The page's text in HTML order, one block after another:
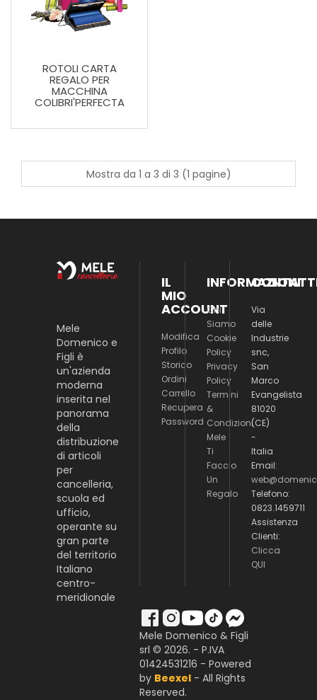
ROTOLI CARTA
REGALO PER
MACCHINA
COLIBRI'PERFECTA
Mostra da 1 a 3 di 3 (1 pagine)
Mele
Domenico e
Figli è
un'azienda
moderna
inserita nel
panorama
della
distribuzione
di articoli
per
cancelleria,
scuola ed
ufficio,
operante su
gran parte
del territorio
Italiano
centro-
meridionale
IL
MIO
ACCOUNT
Modifica
Profilo
Storico
Ordini
Carrello
Recupera
Password
INFORMAZIONI
Chi
Siamo
Cookie
Policy
Privacy
Policy
Termini
&
Condizioni
Mele
Ti
Faccio
Un
Regalo
Via
delle
Industrie
snc,
San
Marco
Evangelista
81020
(CE)
-
Italia
Email:
Telefono:
0823.1459711
Assistenza
Clienti:
Clicca
QUI
Mele Domenico & Figli
srl © 2026. - P.IVA
01424531216 - Powered
by Beexel- All Rights
Reserved.